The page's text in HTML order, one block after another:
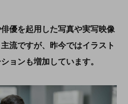
優を起用した写真や実写映像
流ですが、昨今ではイラスト
ョンも増加しています。